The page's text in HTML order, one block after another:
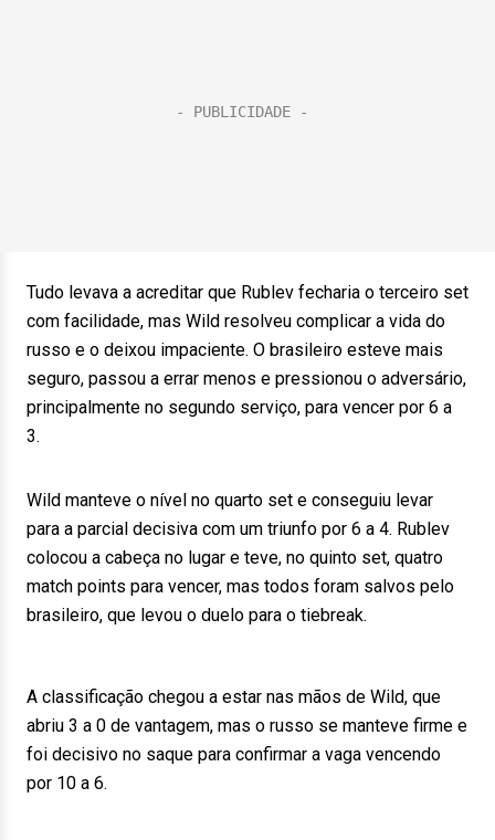
Tudo levava a acreditar que Rublev fecharia o terceiro set
com facilidade, mas Wild resolveu complicar a vida do
russo e o deixou impaciente. O brasileiro esteve mais
seguro, passou a errar menos e pressionou o adversário,
principalmente no segundo serviço, para vencer por 6 a
3.
Wild manteve o nível no quarto set e conseguiu levar
para a parcial decisiva com um triunfo por 6 a 4. Rublev
colocou a cabeça no lugar e teve, no quinto set, quatro
match points para vencer, mas todos foram salvos pelo
brasileiro, que levou o duelo para o tiebreak.
A classificação chegou a estar nas mãos de Wild, que
abriu 3 a 0 de vantagem, mas o russo se manteve firme e
foi decisivo no saque para confirmar a vaga vencendo
por 10 a 6.